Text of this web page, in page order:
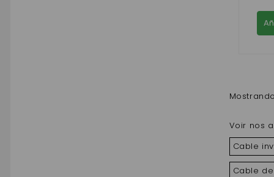
Voir nos
Cable
Cable